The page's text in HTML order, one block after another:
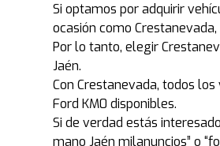
Si optamos por adquirir
ocasión como
Por lo tanto, elegir
Jaén.
Con Crestanevada, todos
Ford KM0 disponibles.
Si de verdad estás
mano Jaén milanuncios” o